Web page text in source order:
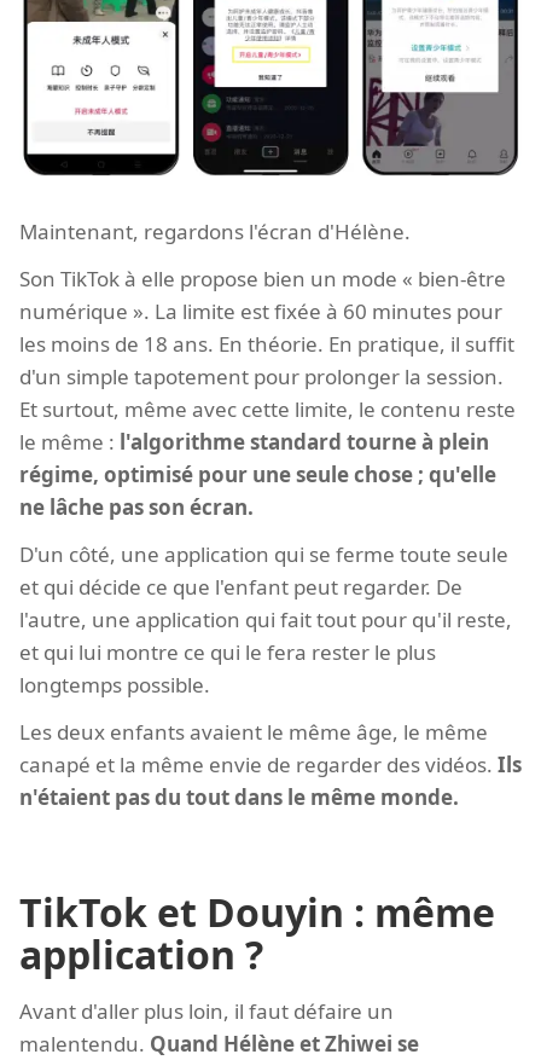
Maintenant, regardons l'écran d'Hélène.
Son TikTok à elle propose bien un mode « bien-être
numérique ». La limite est fixée à 60 minutes pour
les moins de 18 ans. En théorie. En pratique, il suffit
d'un simple tapotement pour prolonger la session.
Et surtout, même avec cette limite, le contenu reste
le même : l'algorithme standard tourne à plein
régime, optimisé pour une seule chose ; qu'elle
ne lâche pas son écran.
D'un côté, une application qui se ferme toute seule
et qui décide ce que l'enfant peut regarder. De
l'autre, une application qui fait tout pour qu'il reste,
et qui lui montre ce qui le fera rester le plus
longtemps possible.
Les deux enfants avaient le même âge, le même
canapé et la même envie de regarder des vidéos. Ils
n'étaient pas du tout dans le même monde.
TikTok et Douyin : même
application ?
Avant d'aller plus loin, il faut défaire un
malentendu. Quand Hélène et Zhiwei se